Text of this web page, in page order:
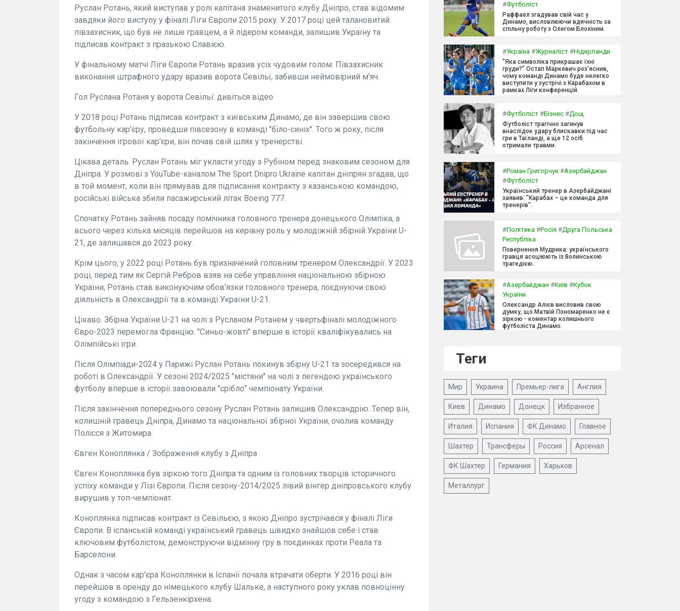
Руслан Ротань, який виступав у ролі капітана знаменитого клубу Дніпро, став відомим
завдяки його виступу у фіналі Ліги Європи 2015 року. У 2017 році цей талановитий
півзахисник, що був не лише гравцем, а й лідером команди, залишив Україну та
підписав контракт з празькою Славією.
У фінальному матчі Ліги Європи Ротань вразив усіх чудовим голом. Півзахисник
виконання штрафного удару вразив ворота Севільї, забивши неймовірний м'яч.
Гол Руслана Ротаня у ворота Севільї: дивіться відео
У 2018 році Ротань підписав контракт з київським Динамо, де він завершив свою
футбольну кар'єру, проведши півсезону в команді "біло-синіх". Того ж року, після
закінчення ігрової кар'єри, він почав свій шлях у тренерстві.
Цікава деталь. Руслан Ротань міг укласти угоду з Рубіном перед знаковим сезоном для
Дніпра. У розмові з YouTube-каналом The Sport Dnipro Ukraine капітан дніпрян згадав, що
в той момент, коли він прямував для підписання контракту з казанською командою,
російські війська збили пасажирський літак Boeing 777.
Спочатку Ротань зайняв посаду помічника головного тренера донецького Олімпіка, а
всього через кілька місяців перейшов на керівну роль у молодіжній збірній України U-
21, де залишався до 2023 року.
Крім цього, у 2022 році Ротань був призначений головним тренером Олександрії. У 2023
році, перед тим як Сергій Ребров взяв на себе управління національною збірною
України, Ротань став виконуючим обов'язки головного тренера, поєднуючи свою
діяльність в Олександрії та в команді України U-21.
Цікаво. Збірна України U-21 на чолі з Русланом Ротанем у чвертьфіналі молодіжного
Євро-2023 перемогла Францію. "Синьо-жовті" вперше в історії кваліфікувались на
Олімпійські ігри.
Після Олімпіади-2024 у Парижі Руслан Ротань покинув збірну U-21 та зосередився на
роботі в Олександрії. У сезоні 2024/2025 "містяни" на чолі з легендою українського
футболу вперше в історії завоювали "срібло" чемпіонату України.
Після закінчення попереднього сезону Руслан Ротань залишив Олександрію. Тепер він,
колишній гравець Дніпра, Динамо та національної збірної України, очолив команду
Полісся з Житомира.
Євген Коноплянка / Зображення клубу з Дніпра
Євген Коноплянка був зіркою того Дніпра та одним із головних творців історичного
успіху команди у Лізі Європи. Після сезону-2014/2025 лівий вінгер дніпровського клубу
вирушив у топ-чемпіонат.
Коноплянка підписав контракт із Севільєю, з якою Дніпро зустрічався у фіналі Ліги
Європи. В іспанській команді український гравець швидко знайшов себе і став
ключовим футболістом, демонструючи відмінну гру в поєдинках проти Реала та
Барселони.
Однак з часом кар'єра Коноплянки в Іспанії почала втрачати оберти. У 2016 році він
перейшов в оренду до німецького клубу Шальке, а наступного року уклав повноцінну
угоду з командою з Гельзенкірхена.
#Футболіст
Раффаел згадував свій час у
Динамо, висловлюючи вдячність за
спільну роботу з Олегом Блохіним.
#Україна #Журналіст #Нідерланди
"Яка символіка прикрашає їхні
груди?" Остап Маркевич роз'яснив,
чому команді Динамо буде нелегко
виступити у зустрічі з Карабахом в
рамках Ліги конференцій.
#Футболіст #Бізнес #Дощ
Футболіст трагічно загинув
внаслідок удару блискавки під час
гри в Таїланді, а ще 12 осіб
отримали травми.
#Роман Григорчук #Азербайджан
#Футболіст
Український тренер в Азербайджані
заявив: "Карабах – це команда для
тренерів".
#Політика #Росія #Друга Польська
Республіка
Повернення Мудрика: українського
гравця асоціюють із Волинською
трагедією.
#Азербайджан #Київ #Кубок
України
Олександр Алієв висловив свою
думку, що Матвій Пономаренко не є
зіркою - коментар колишнього
футболіста Динамо.
Теги
Мир Украина Премьер-лига Англия
Киев Динамо Донецк Избранное
Италия Испания ФК Динамо Главное
Шахтер Трансферы Россия Арсенал
ФК Шахтер Германия Харьков
Металлург